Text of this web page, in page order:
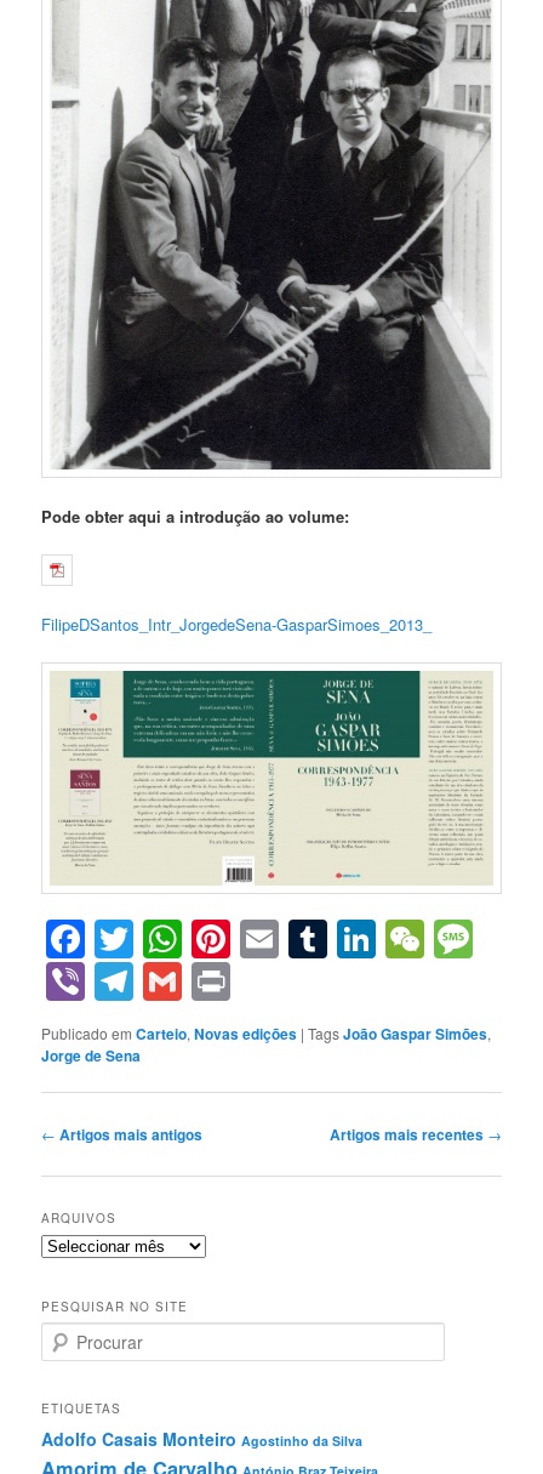
Pode obter aqui a introdução ao volume:
FilipeDSantos_Intr_JorgedeSena-GasparSimoes_2013_
Facebook
Twitter
WhatsApp
Pinterest
EmailTumblr
LinkedIn
ViberTelegram
Gmail
Publicado em Carteio,Novas edições |TagsJoão Gaspar Simões,
Jorge de Sena
Navegação
artigos
← Artigos mais antigos Artigos mais recentes →
ARQUIVOS
Arquivos
PESQUISAR NO SITE
r
c
r
ETIQUETAS
Adolfo Casais Monteiro Agostinho da Silva